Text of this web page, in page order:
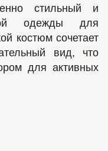
стильный и
одежды для
костюм сочетает
вид, что
для активных